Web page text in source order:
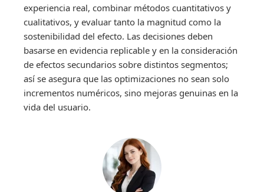
experiencia real, combinar métodos cuantitativos y
cualitativos, y evaluar tanto la magnitud como la
sostenibilidad del efecto. Las decisiones deben
basarse en evidencia replicable y en la consideración
de efectos secundarios sobre distintos segmentos;
así se asegura que las optimizaciones no sean solo
incrementos numéricos, sino mejoras genuinas en la
vida del usuario.